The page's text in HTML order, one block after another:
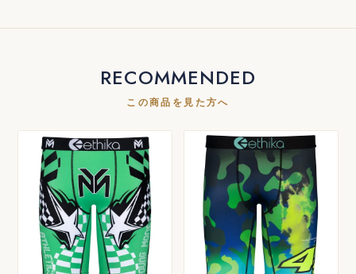
RECOMMENDED
この商品を見た方へ